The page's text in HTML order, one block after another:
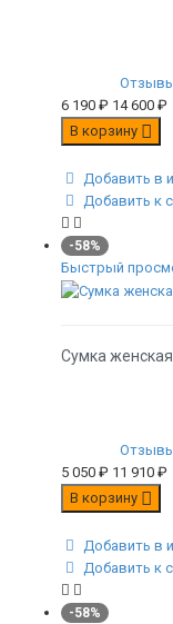
6 190 ₽ 14 600 ₽
В корзину
Добавить в
Добавить к
-58%
Быстрый
Сумка
5 050 ₽ 11 910 ₽
В корзину
Добавить в
Добавить к
-58%